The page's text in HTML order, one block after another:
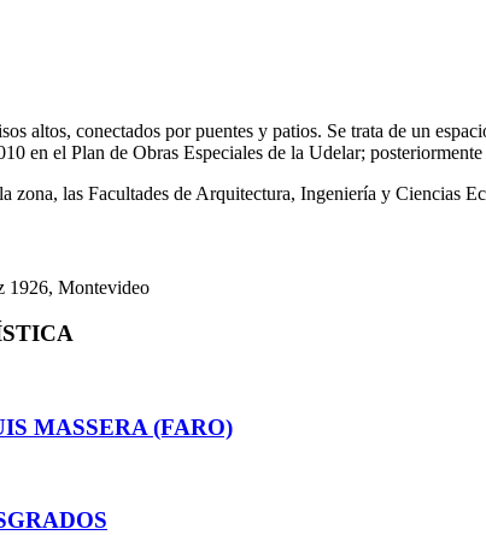
altos, conectados por puentes y patios. Se trata de un
en el Plan de Obras Especiales de la Udelar;
zona, las Facultades de Arquitectura, Ingeniería y Ciencias
1926, Montevideo
MASSERA (FARO)